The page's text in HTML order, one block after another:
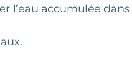
l’eau accumulée